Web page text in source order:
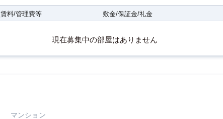
賃料/管理費等 敷金/保証金/礼金
現在募集中の部屋はありません
マンション